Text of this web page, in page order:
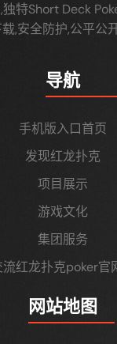
特Short Deck
,安全防护,公平公
导航
手机版入口首页
发现红龙扑克
项目展示
游戏文化
集团服务
流红龙扑克poker官
网站地图